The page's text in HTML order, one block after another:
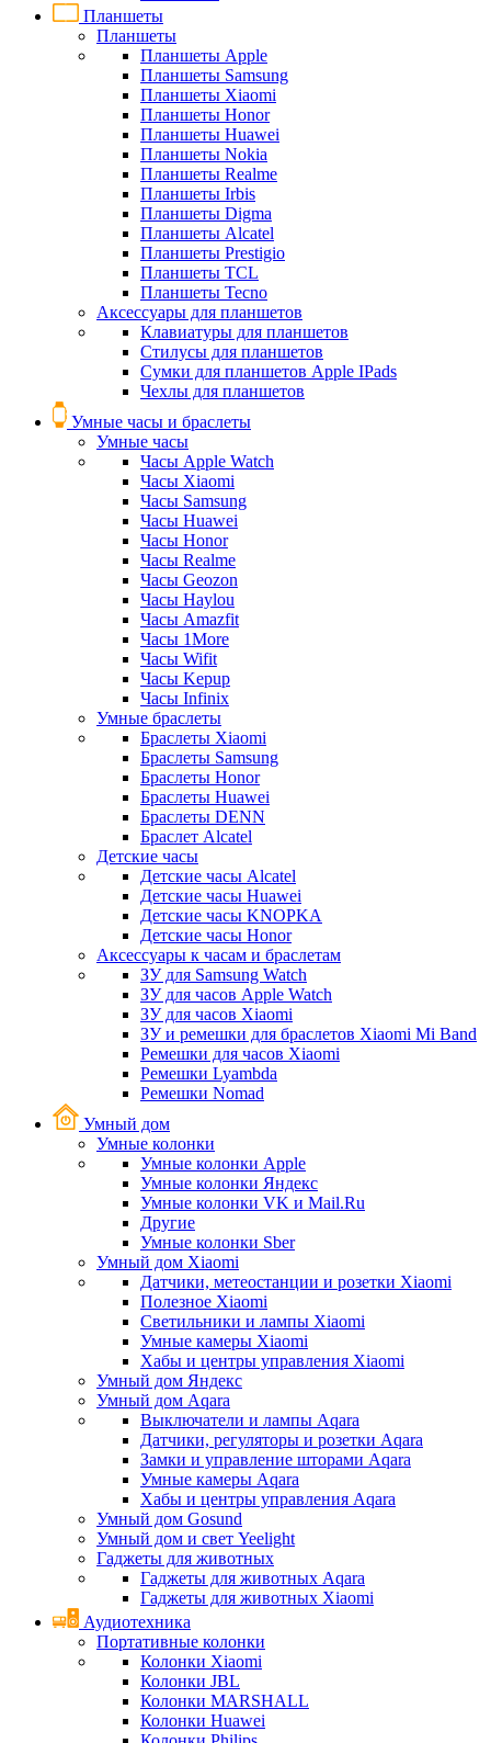
Планшеты
Планшеты
Планшеты Apple
Планшеты Samsung
Планшеты Xiaomi
Планшеты Honor
Планшеты Huawei
Планшеты Nokia
Планшеты Realme
Планшеты Irbis
Планшеты Digma
Планшеты Alcatel
Планшеты Prestigio
Планшеты TCL
Планшеты Tecno
Аксессуары для планшетов
Клавиатуры для планшетов
Стилусы для планшетов
Сумки для планшетов Apple IPads
Чехлы для планшетов
Умные часы и браслеты
Умные часы
Часы Apple Watch
Часы Xiaomi
Часы Samsung
Часы Huawei
Часы Honor
Часы Realme
Часы Geozon
Часы Haylou
Часы Amazfit
Часы 1More
Часы Wifit
Часы Kepup
Часы Infinix
Умные браслеты
Браслеты Xiaomi
Браслеты Samsung
Браслеты Honor
Браслеты Huawei
Браслеты DENN
Браслет Alcatel
Детские часы
Детские часы Alcatel
Детские часы Huawei
Детские часы KNOPKA
Детские часы Honor
Аксессуары к часам и браслетам
ЗУ для Samsung Watch
ЗУ для часов Apple Watch
ЗУ для часов Xiaomi
ЗУ и ремешки для браслетов Xiaomi Mi Band
Ремешки для часов Xiaomi
Ремешки Lyambda
Ремешки Nomad
Умный дом
Умные колонки
Умные колонки Apple
Умные колонки Яндекс
Умные колонки VK и Mail.Ru
Другие
Умные колонки Sber
Умный дом Xiaomi
Датчики, метеостанции и розетки Xiaomi
Полезное Xiaomi
Светильники и лампы Xiaomi
Умные камеры Xiaomi
Хабы и центры управления Xiaomi
Умный дом Яндекс
Умный дом Aqara
Выключатели и лампы Aqara
Датчики, регуляторы и розетки Aqara
Замки и управление шторами Aqara
Умные камеры Aqara
Хабы и центры управления Aqara
Умный дом Gosund
Умный дом и свет Yeelight
Гаджеты для животных
Гаджеты для животных Aqara
Гаджеты для животных Xiaomi
Аудиотехника
Портативные колонки
Колонки Xiaomi
Колонки JBL
Колонки MARSHALL
Колонки Huawei